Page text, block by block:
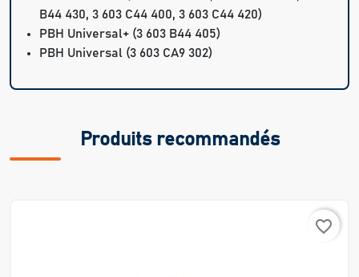
B44 430, 3 603 C44 400, 3 603 C44 420)
PBH Universal+ (3 603 B44 405)
PBH Universal (3 603 CA9 302)
Produits recommandés
favorite_border